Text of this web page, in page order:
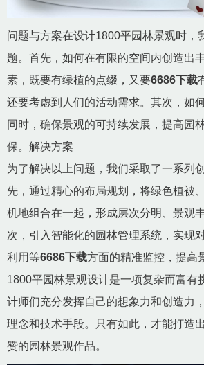
问题与方案在设计1800平园林景观时，
题。首先，如何在有限的空间内创造出
素，既要有绿植的点缀，又要6686下载
还要考虑到人们的活动需求。其次，如
同时，确保景观的可持续发展，提高园
保。解决方案
为了解决以上问题，我们采取了一系列
先，通过精心的布局规划，将绿色植被
机地组合在一起，形成层次分明、景观
次，引入智能化的园林管理系统，实现
利用等6686下载方面的精准监控，提高
1800平园林景观设计是一项复杂而富有
计师们充分发挥自己的想象力和创造力
理念和技术手段。只有如此，才能打造
赞的园林景观作品。